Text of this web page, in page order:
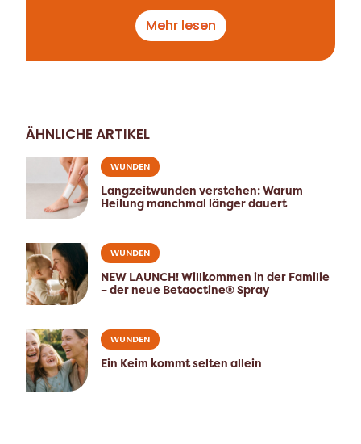
ÄHNLICHE ARTIKEL
WUNDEN
Langzeitwunden verstehen: Warum
Heilung manchmal länger dauert
WUNDEN
NEW LAUNCH! Willkommen in der Familie
– der neue Betaoctine® Spray
WUNDEN
Ein Keim kommt selten allein
Mehr lesen